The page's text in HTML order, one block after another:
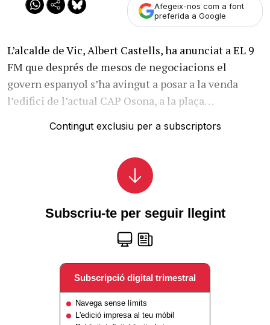
Afegeix-nos com a font
preferida a Google
L’alcalde de Vic, Albert Castells, ha anunciat a EL 9
FM que després de mesos de negociacions el
govern espanyol s’ha avingut a posar a la venda
l’edifici de l’actual CAP Osona, a la plaça…
Contingut exclusiu per a subscriptors